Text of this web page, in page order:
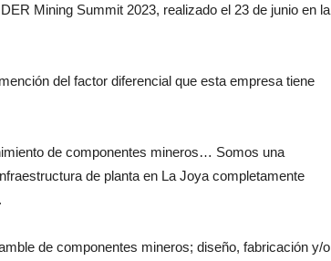
Mining Summit 2023, realizado el 23 de junio en la
del factor diferencial que esta empresa tiene
de componentes mineros… Somos una
de planta en La Joya completamente
de componentes mineros; diseño, fabricación y/o